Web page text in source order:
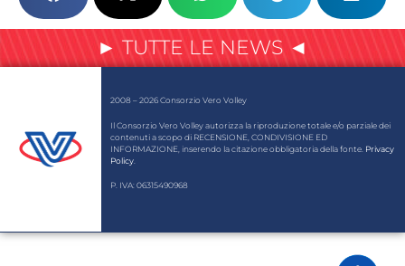
► TUTTE LE NEWS ◄
2008 – 2026 Consorzio Vero Volley
Il Consorzio Vero Volley autorizza la riproduzione totale e/o parziale dei
contenuti a scopo di RECENSIONE, CONDIVISIONE ED
INFORMAZIONE, inserendo la citazione obbligatoria della fonte. Privacy
Policy
P. IVA: 06315490968